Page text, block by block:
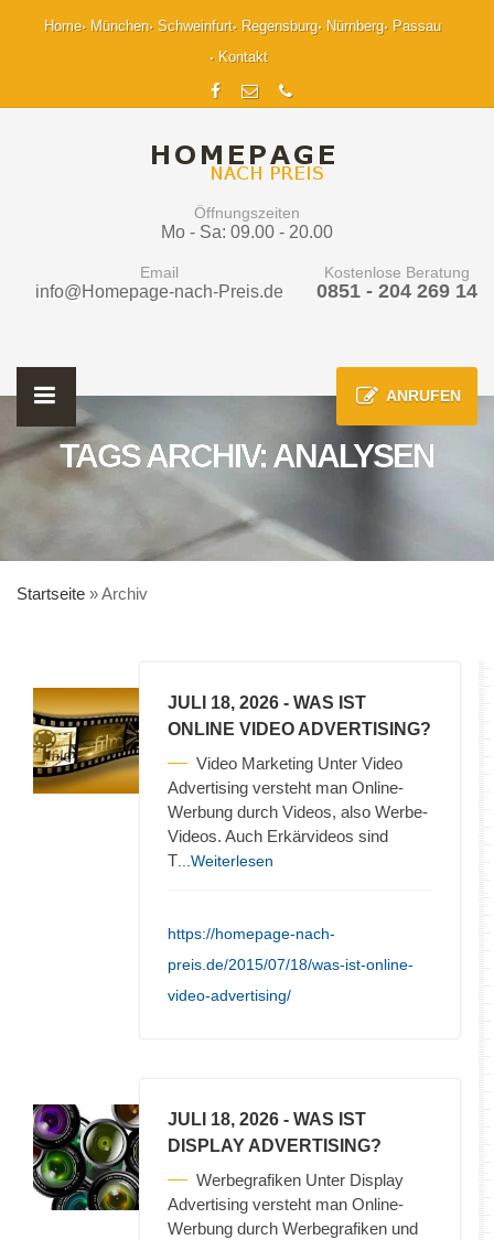
Home München Schweinfurt Regensburg Nürnberg
Passau
Kontakt
Öffnungszeiten
Mo - Sa: 09.00 - 20.00
Email
info@Homepage-nach-Preis.de
Kostenlose Beratung
0851 - 204 269 14
ANRUFEN
TAGS ARCHIV: ANALYSEN
Startseite »Archiv
JULI 18, 2026 - WAS IST
ONLINE VIDEO ADVERTISING?
Video Marketing Unter Video
Advertising versteht man Online-
Werbung durch Videos, also Werbe-
Videos. Auch Erkärvideos sind
T ...Weiterlesen
https://homepage-nach-
preis.de/2015/07/18/was-ist-online-
video-advertising/
JULI 18, 2026 - WAS IST
DISPLAY ADVERTISING?
Werbegrafiken Unter Display
Advertising versteht man Online-
Werbung durch Werbegrafiken und